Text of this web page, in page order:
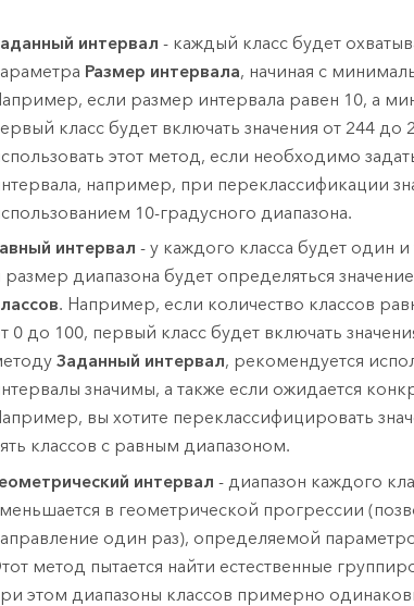
интервал - каждый класс будет
Размер интервала, начиная с
если размер интервала равен 10, а
класс будет включать значения от 244 до
этот метод, если необходимо
например, при переклассификации
10-градусного диапазона.
интервал - у каждого класса будет один
размер диапазона будет определяться
. Например, если количество классов
0 до 100, первый класс будет включать
Заданный интервал, рекомендуется
значимы, а также если ожидается
вы хотите переклассифицировать
классов с равным диапазоном.
интервал - диапазон каждого
в геометрической прогрессии
один раз), определяемой
метод пытается найти естественные
этом диапазоны классов примерно